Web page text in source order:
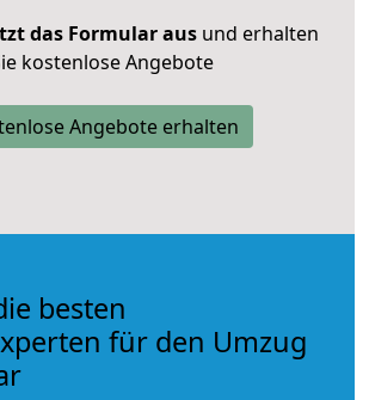
das Formular ausund erhalten
kostenlose Angebote
Angebote erhalten
besten
für den Umzug